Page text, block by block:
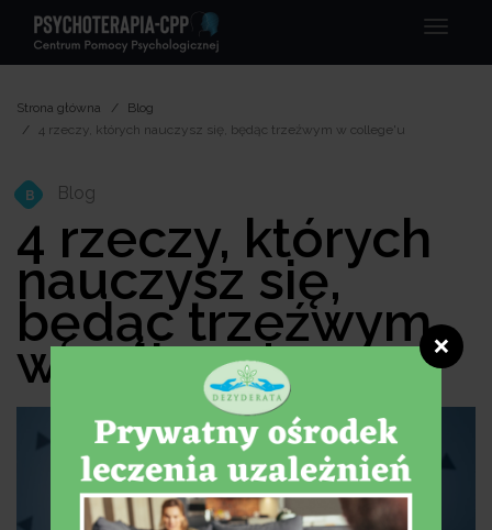
Menu
Strona główna
Blog
4 rzeczy, których nauczysz się, będąc trzeźwym w college'u
B Blog
4 rzeczy, których
nauczysz się,
będąc trzeźwym
w college'u ❌